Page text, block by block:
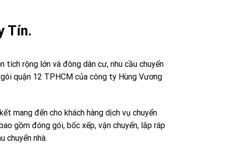
Tín.
tích rộng lớn và đông dân cư, nhu cầu chuyển
quận 12 TPHCM của công ty Hùng Vương
mang đến cho khách hàng dịch vụ chuyển
gồm đóng gói, bốc xếp, vận chuyển, lắp ráp
chuyển nhà.